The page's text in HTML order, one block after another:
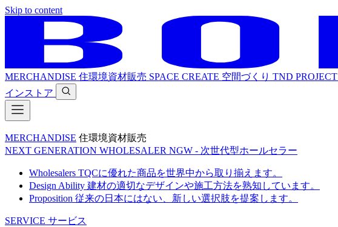
Skip to content
MERCHANDISE 住環境資材販売 SPACE CREATE 空間づくり TND PROJECT
インストア
MERCHANDISE 住環境資材販売
NEXT GENERATION WHOLESALER NGW - 次世代型ホールセラー
Wholesalers TQCに優れた商品を世界中から取り揃えます。
Design Ability 建材の適切なデザインや施工方法を熟知しています。
Proposition 従来の日本にはない、新しい選択肢を提案します。
SERVICE サービス